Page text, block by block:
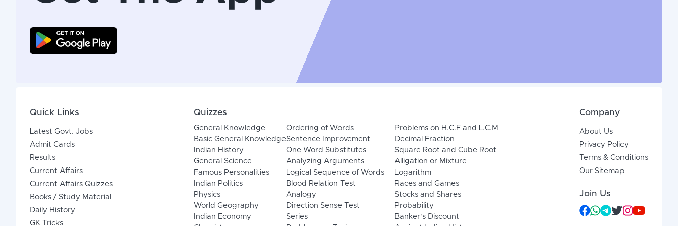
Quick Links
Latest Govt. Jobs
Admit Cards
Results
Current Affairs
Current Affairs Quizzes
Books / Study Material
Daily History
GK Tricks
Quizzes
General Knowledge
Basic General Knowledge
Indian History
General Science
Famous Personalities
Indian Politics
Physics
World Geography
Indian Economy
Ordering of Words
Sentence Improvement
One Word Substitutes
Analyzing Arguments
Logical Sequence of Words
Blood Relation Test
Analogy
Direction Sense Test
Series
Problems on H.C.F and L.C.M
Decimal Fraction
Square Root and Cube Root
Alligation or Mixture
Logarithm
Races and Games
Stocks and Shares
Probability
Banker's Discount
Company
About Us
Privacy Policy
Terms & Conditions
Our Sitemap
Join Us